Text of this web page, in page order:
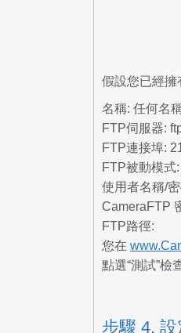
假設您已經擁
名稱: 任何名
FTP伺服器:
FTP連接埠:
FTP被動模式:
使用者名稱/
CameraFTP
FTP路徑:
您在
點選“測試”檢
步驟 4.